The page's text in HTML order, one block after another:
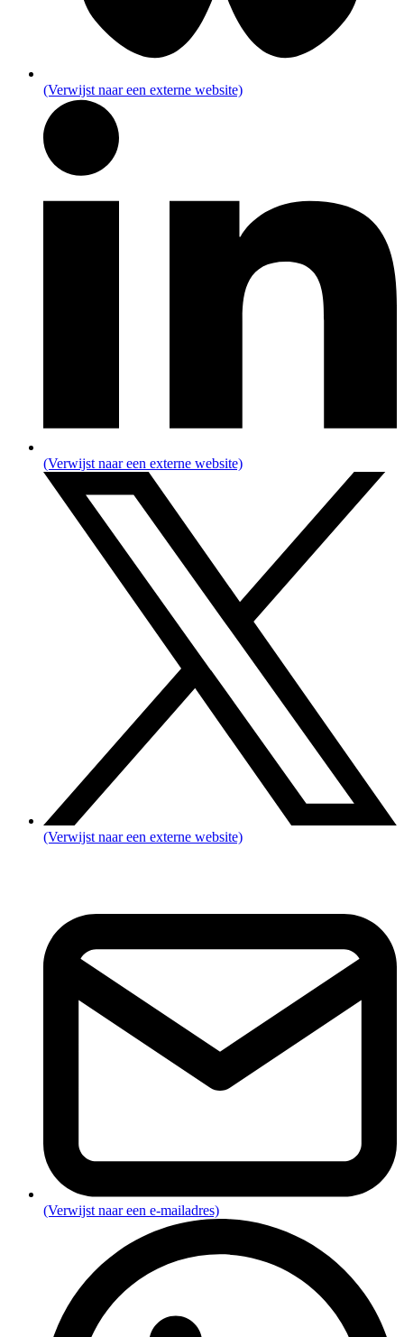
(Verwijst naar een externe website)
(Verwijst naar een externe website)
(Verwijst naar een externe website)
(Verwijst naar een e-mailadres)